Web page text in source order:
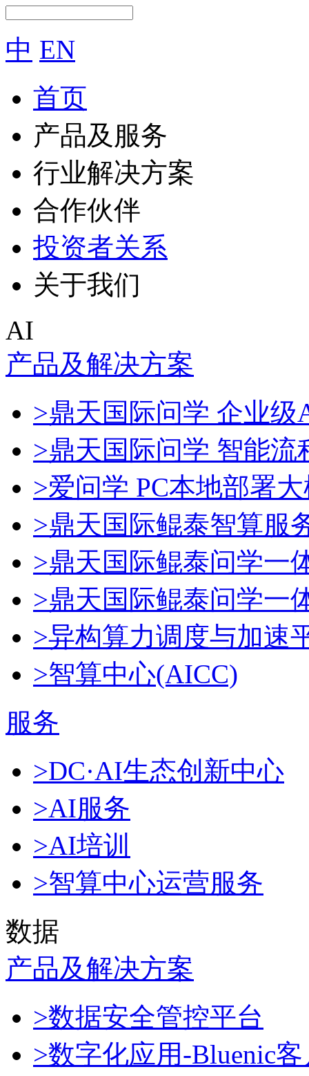
中 EN
首页
产品及服务
行业解决方案
合作伙伴
投资者关系
关于我们
AI
产品及解决方案
>鼎天国际问学 企业级
>鼎天国际问学 智能流
>爱问学 PC本地部署
>鼎天国际鲲泰智算服
>鼎天国际鲲泰问学一
>鼎天国际鲲泰问学一
>异构算力调度与加速
>智算中心(AICC)
服务
>DC·AI生态创新中心
>AI服务
>AI培训
>智算中心运营服务
数据
产品及解决方案
>数据安全管控平台
>数字化应用-Bluenic